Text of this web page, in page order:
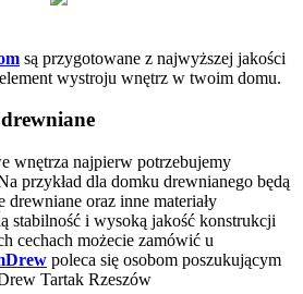
są przygotowane z najwyższej jakości
element wystroju wnętrz w twoim domu.
wnętrza najpierw potrzebujemy
przykład dla domku drewnianego będą
oraz inne materiały
stabilność i wysoką jakość konstrukcji
cechach możecie zamówić u
poleca się osobom poszukującym